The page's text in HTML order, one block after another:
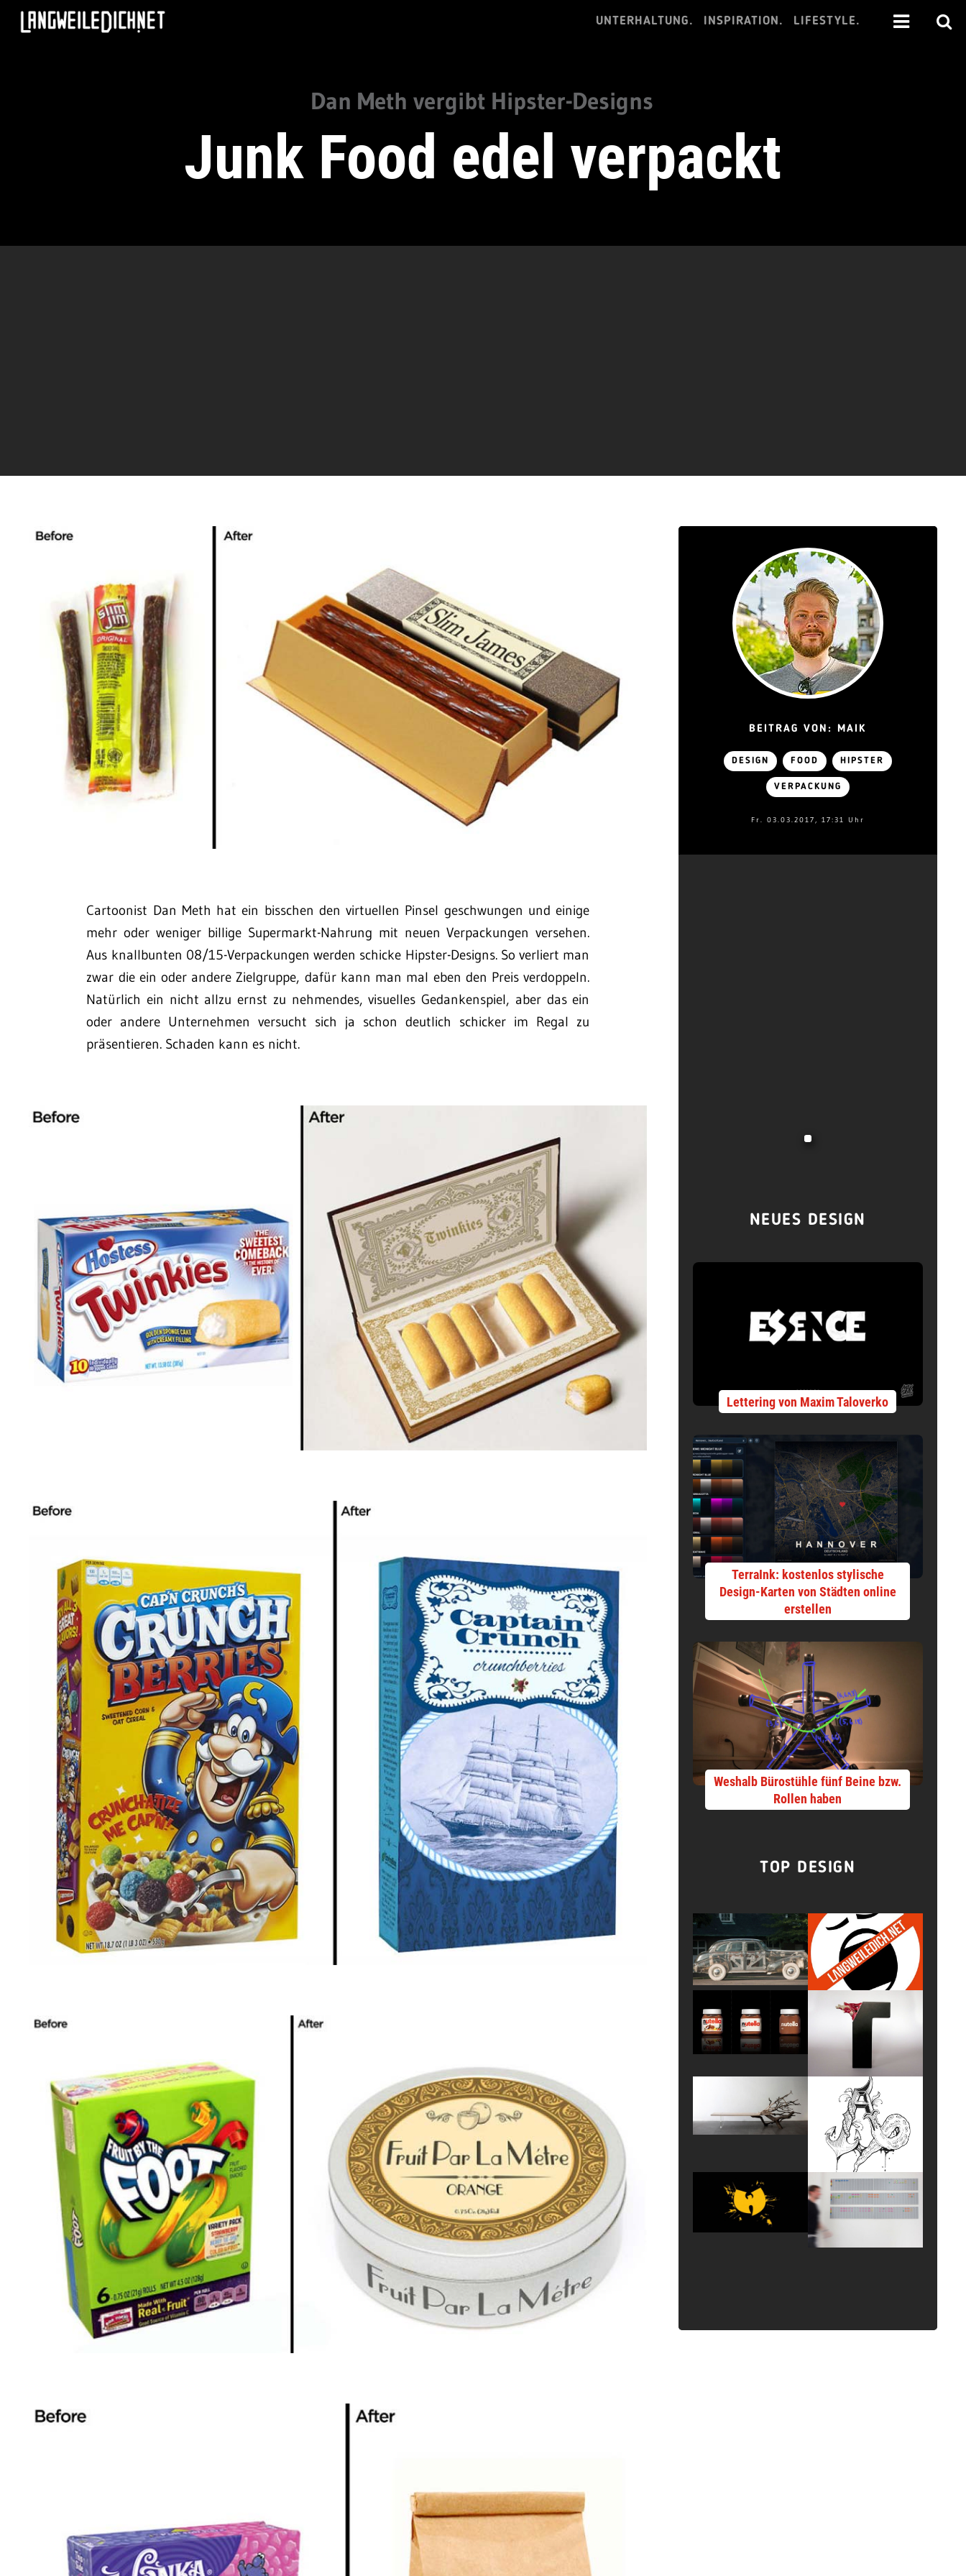
UNTERHALTUNG. INSPIRATION. LIFESTYLE.
Dan Meth vergibt Hipster-Designs
Junk Food edel verpackt
Cartoonist Dan Meth hat ein bisschen den virtuellen Pinsel geschwungen und einige
mehr oder weniger billige Supermarkt-Nahrung mit neuen Verpackungen versehen.
Aus knallbunten 08/15-Verpackungen werden schicke Hipster-Designs. So verliert man
zwar die ein oder andere Zielgruppe, dafür kann man mal eben den Preis verdoppeln.
Natürlich ein nicht allzu ernst zu nehmendes, visuelles Gedankenspiel, aber das ein
oder andere Unternehmen versucht sich ja schon deutlich schicker im Regal zu
präsentieren. Schaden kann es nicht.
BEITRAG VON: MAIK
DESIGN FOOD HIPSTER
VERPACKUNG
Fr. 03.03.2017, 17:31 Uhr
NEUES DESIGN
Lettering von Maxim Taloverko
TerraInk: kostenlos stylische
Design-Karten von Städten online
erstellen
Weshalb Bürostühle fünf Beine bzw.
Rollen haben
TOP DESIGN